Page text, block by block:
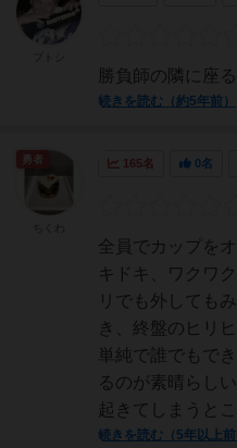
勝負師の隣に座
続きを読む（約5年前）
165名 0名
全員でカップを
キドキ、ワクワ
リでも外しても
き、終盤のヒリ
単純で誰でもで
るのが素晴らし
起きてしまうと
続きを読む（5年以上前